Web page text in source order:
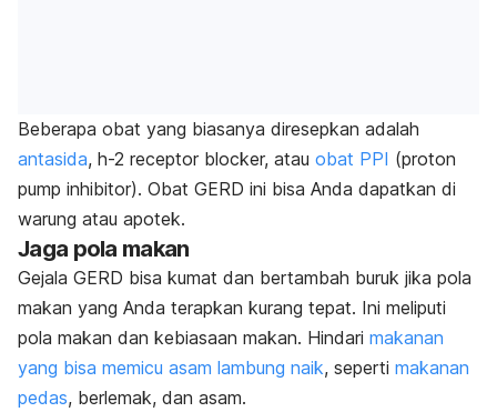
Beberapa obat yang biasanya diresepkan adalah
antasida, h-2 receptor blocker, atau obat PPI (proton
pump inhibitor). Obat GERD ini bisa Anda dapatkan di
warung atau apotek.
Jaga pola makan
Gejala GERD bisa kumat dan bertambah buruk jika pola
makan yang Anda terapkan kurang tepat. Ini meliputi
pola makan dan kebiasaan makan. Hindari makanan
yang bisa memicu asam lambung naik, seperti makanan
pedas, berlemak, dan asam.